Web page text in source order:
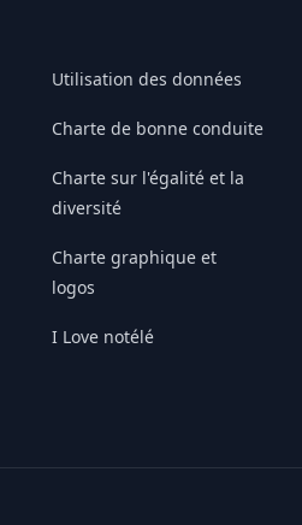
Utilisation des données
Charte de bonne conduite
Charte sur l'égalité et la
diversité
Charte graphique et
logos
I Love notélé